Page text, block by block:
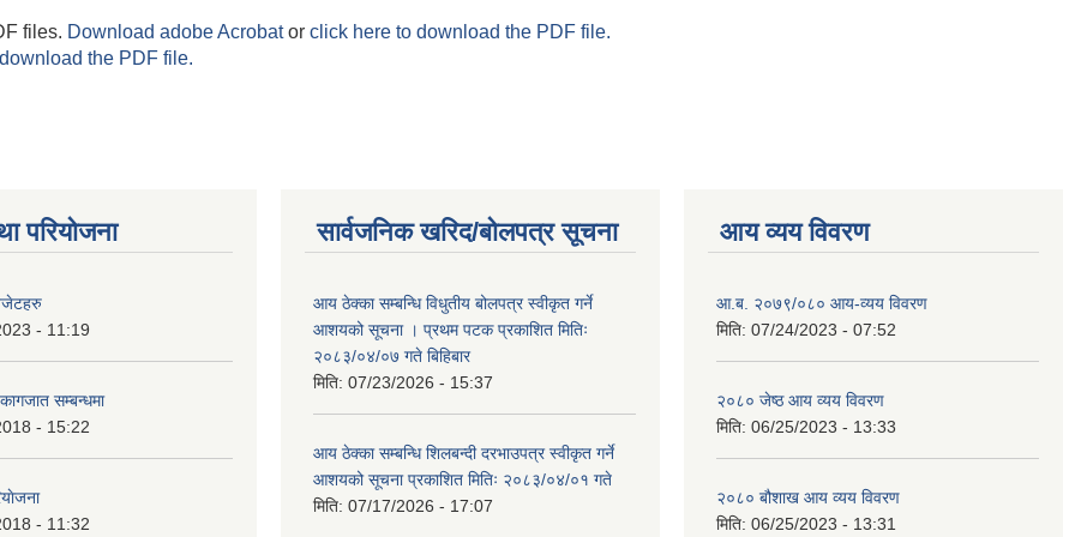
files. Download adobe Acrobator click here to download the PDF file.
the PDF file.
परियोजना
- 11:19
सम्बन्धमा
- 15:22
- 11:32
सार्वजनिक खरिद/बोलपत्र सूचना
आय ठेक्का सम्बन्धि विधुतीय बोलपत्र स्वीकृत गर्ने
आशयको सूचना । प्रथम पटक प्रकाशित मितिः
२०८३/०४/०७ गते बिहिबार
मिति: 07/23/2026 - 15:37
आय ठेक्का सम्बन्धि शिलबन्दी दरभाउपत्र स्वीकृत गर्ने
आशयको सूचना प्रकाशित मितिः २०८३/०४/०१ गते
मिति: 07/17/2026 - 17:07
आय व्यय विवरण
आ.ब. २०७९/०८० आय-व्यय विवरण
मिति: 07/24/2023 - 07:52
२०८० जेष्ठ आय व्यय विवरण
मिति: 06/25/2023 - 13:33
२०८० बौशाख आय व्यय विवरण
मिति: 06/25/2023 - 13:31